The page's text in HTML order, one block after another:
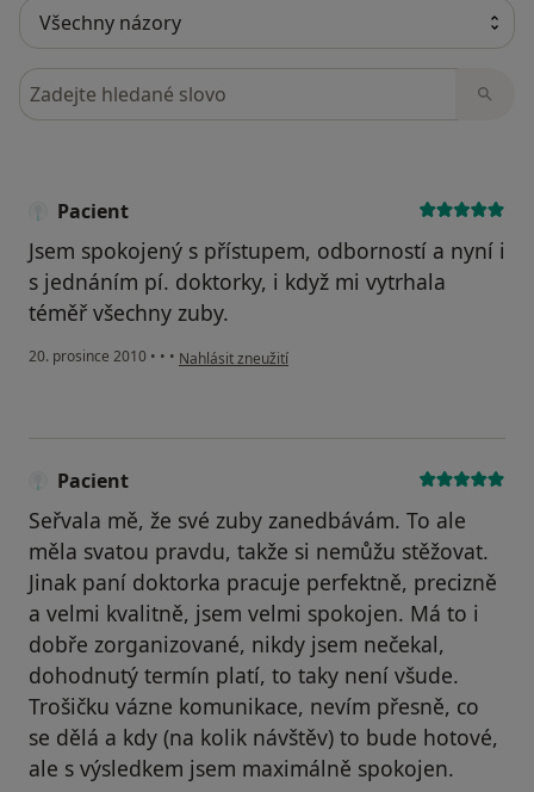
Hledejte v názorech
Pacient
Jsem spokojený s přístupem, odborností a nyní i
s jednáním pí. doktorky, i když mi vytrhala
téměř všechny zuby.
20. prosince 2010 • • • podle názoru uživatele Pacient
Nahlásit zneužití
Pacient
Seřvala mě, že své zuby zanedbávám. To ale
měla svatou pravdu, takže si nemůžu stěžovat.
Jinak paní doktorka pracuje perfektně, precizně
a velmi kvalitně, jsem velmi spokojen. Má to i
dobře zorganizované, nikdy jsem nečekal,
dohodnutý termín platí, to taky není všude.
Trošičku vázne komunikace, nevím přesně, co
se dělá a kdy (na kolik návštěv) to bude hotové,
ale s výsledkem jsem maximálně spokojen.